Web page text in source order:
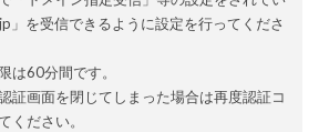
」を受信できるように設定を行ってくださ
は60分間です。
証画面を閉じてしまった場合は再度認証コ
ください。